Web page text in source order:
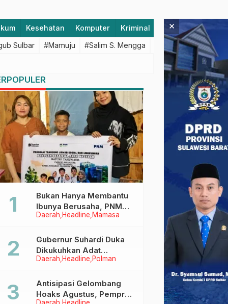
Kesehatan Komputer Kriminal Lifestyle
Sulbar #Mamuju #Salim S. Mengga #featured #Polda
Daerah Headline Mamasa
Bukan Hanya Membantu
Ibunya Berusaha, PNM
Juga Menjaga Mimpi
Menggapai Cita-Cita
Daerah Headline Polman
Gubernur Suhardi Duka
Dikukuhkan Adat
Balanipa, Raih Gelar Sulo
Antisipasi Gelombang
Hoaks Agustus, Pemprov
×